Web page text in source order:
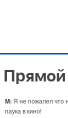
M: Я не пожалел что
паука в кино!